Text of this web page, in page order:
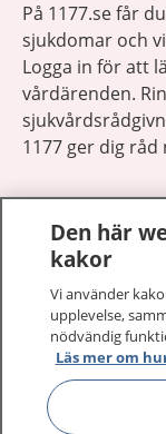
På 1177.se får
sjukdomar och
Logga in för att
vårdärenden.
1177 ger dig
1177 på flera
Om 1177
Kontakt
Den här
kakor
Vi använder
upplevelse,
nödvändig
Läs mer om